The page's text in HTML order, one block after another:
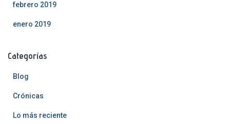
febrero 2019
enero 2019
Categorías
Blog
Crónicas
Lo más reciente